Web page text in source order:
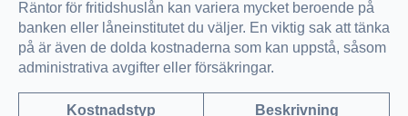
Räntor för fritidshuslån kan variera mycket beroende på
banken eller låneinstitutet du väljer. En viktig sak att tänka
på är även de dolda kostnaderna som kan uppstå, såsom
administrativa avgifter eller försäkringar.
Kostnadstyp Beskrivning